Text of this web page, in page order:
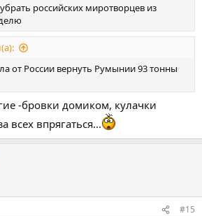
российских миротворцев из
от России вернуть Румынии 93 тонны
-бровки домиком, кулачки
всех впрягаться...
#15